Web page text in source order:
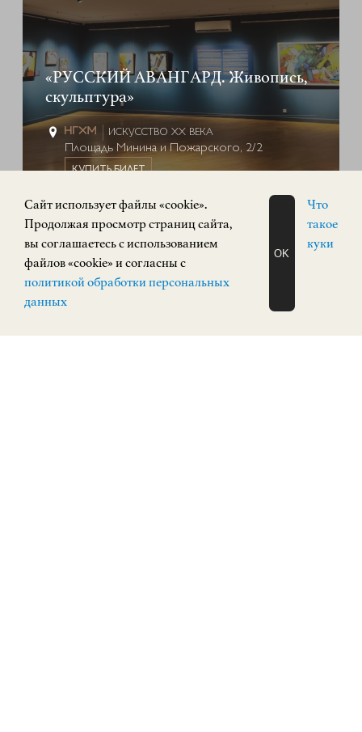
«РУССКИЙ АВАНГАРД. Живопись,
скульптура»
ИСКУССТВО XX ВЕКА
Площадь Минина и Пожарского, 2/2
КУПИТЬ БИЛЕТ
ПОСТОЯННАЯ ЭКСПОЗИЦИЯ
0+
ЗАПИСАТЬСЯ
НА ЭКСКУРСИЮ
Cайт использует файлы «cookie».
Продолжая просмотр страниц сайта,
вы соглашаетесь с использованием
файлов «cookie» и согласны с
политикой обработки персональных
данных
OK
Что
такое
куки